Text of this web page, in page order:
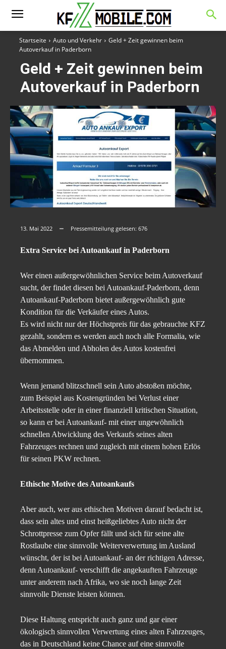
Startseite Auto und Verkehr
Geld + Zeit gewinnen beim
Autoverkauf in Paderborn
Geld + Zeit gewinnen beim
Autoverkauf in Paderborn
13. Mai 2022 Pressemitteilung gelesen: 676
Extra Service bei Autoankauf in Paderborn
Wer einen außergewöhnlichen Service beim Autoverkauf
sucht, der findet diesen bei Autoankauf-Paderborn, denn
Autoankauf-Paderborn bietet außergewöhnlich gute
Kondition für die Verkäufer eines Autos.
Es wird nicht nur der Höchstpreis für das gebrauchte KFZ
gezahlt, sondern es werden auch noch alle Formalia, wie
das Abmelden und Abholen des Autos kostenfrei
übernommen.
Wenn jemand blitzschnell sein Auto abstoßen möchte,
zum Beispiel aus Kostengründen bei Verlust einer
Arbeitsstelle oder in einer finanziell kritischen Situation,
so kann er bei Autoankauf- mit einer ungewöhnlich
schnellen Abwicklung des Verkaufs seines alten
Fahrzeuges rechnen und zugleich mit einem hohen Erlös
für seinen PKW rechnen.
Ethische Motive des Autoankaufs
Aber auch, wer aus ethischen Motiven darauf bedacht ist,
dass sein altes und einst heißgeliebtes Auto nicht der
Schrottpresse zum Opfer fällt und sich für seine alte
Rostlaube eine sinnvolle Weiterverwertung im Ausland
wünscht, der ist bei Autoankauf- an der richtigen Adresse,
denn Autoankauf- verschifft die angekauften Fahrzeuge
unter anderem nach Afrika, wo sie noch lange Zeit
sinnvolle Dienste leisten können.
Diese Haltung entspricht auch ganz und gar einer
ökologisch sinnvollen Verwertung eines alten Fahrzeuges,
das in Deutschland keine Chance auf eine sinnvolle